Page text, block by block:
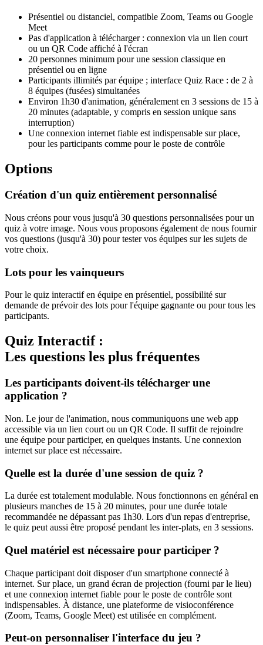
Présentiel ou distanciel, compatible Zoom, Teams ou Google
Meet
Pas d'application à télécharger : connexion via un lien court
ou un QR Code affiché à l'écran
20 personnes minimum pour une session classique en
présentiel ou en ligne
Participants illimités par équipe ; interface Quiz Race : de 2 à
8 équipes (fusées) simultanées
Environ 1h30 d'animation, généralement en 3 sessions de 15 à
20 minutes (adaptable, y compris en session unique sans
interruption)
Une connexion internet fiable est indispensable sur place,
pour les participants comme pour le poste de contrôle
Options
Création d'un quiz entièrement personnalisé
Nous créons pour vous jusqu'à 30 questions personnalisées pour un
quiz à votre image. Nous vous proposons également de nous fournir
vos questions (jusqu'à 30) pour tester vos équipes sur les sujets de
votre choix.
Lots pour les vainqueurs
Pour le quiz interactif en équipe en présentiel, possibilité sur
demande de prévoir des lots pour l'équipe gagnante ou pour tous les
participants.
Quiz Interactif :
Les questions les plus fréquentes
Les participants doivent-ils télécharger une
application ?
Non. Le jour de l'animation, nous communiquons une web app
accessible via un lien court ou un QR Code. Il suffit de rejoindre
une équipe pour participer, en quelques instants. Une connexion
internet sur place est nécessaire.
Quelle est la durée d'une session de quiz ?
La durée est totalement modulable. Nous fonctionnons en général en
plusieurs manches de 15 à 20 minutes, pour une durée totale
recommandée ne dépassant pas 1h30. Lors d'un repas d'entreprise,
le quiz peut aussi être proposé pendant les inter-plats, en 3 sessions.
Quel matériel est nécessaire pour participer ?
Chaque participant doit disposer d'un smartphone connecté à
internet. Sur place, un grand écran de projection (fourni par le lieu)
et une connexion internet fiable pour le poste de contrôle sont
indispensables. À distance, une plateforme de visioconférence
(Zoom, Teams, Google Meet) est utilisée en complément.
Peut-on personnaliser l'interface du jeu ?